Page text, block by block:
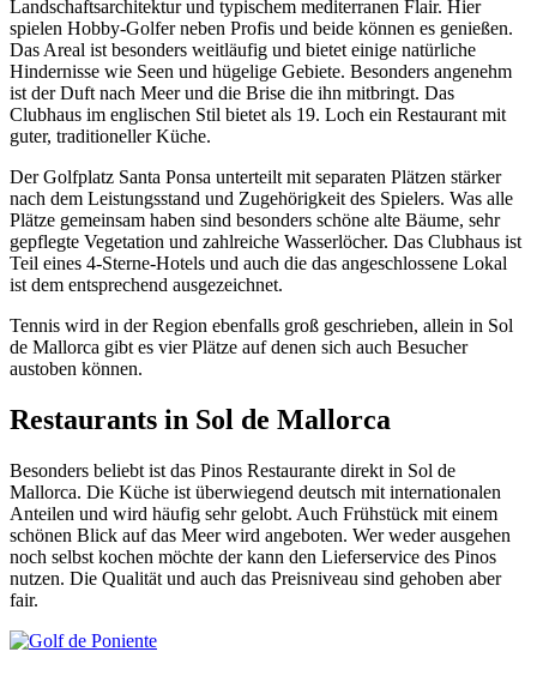
Landschaftsarchitektur und typischem mediterranen Flair. Hier
spielen Hobby-Golfer neben Profis und beide können es genießen.
Das Areal ist besonders weitläufig und bietet einige natürliche
Hindernisse wie Seen und hügelige Gebiete. Besonders angenehm
ist der Duft nach Meer und die Brise die ihn mitbringt. Das
Clubhaus im englischen Stil bietet als 19. Loch ein Restaurant mit
guter, traditioneller Küche.
Der Golfplatz Santa Ponsa unterteilt mit separaten Plätzen stärker
nach dem Leistungsstand und Zugehörigkeit des Spielers. Was alle
Plätze gemeinsam haben sind besonders schöne alte Bäume, sehr
gepflegte Vegetation und zahlreiche Wasserlöcher. Das Clubhaus ist
Teil eines 4-Sterne-Hotels und auch die das angeschlossene Lokal
ist dem entsprechend ausgezeichnet.
Tennis wird in der Region ebenfalls groß geschrieben, allein in Sol
de Mallorca gibt es vier Plätze auf denen sich auch Besucher
austoben können.
Restaurants in Sol de Mallorca
Besonders beliebt ist das Pinos Restaurante direkt in Sol de
Mallorca. Die Küche ist überwiegend deutsch mit internationalen
Anteilen und wird häufig sehr gelobt. Auch Frühstück mit einem
schönen Blick auf das Meer wird angeboten. Wer weder ausgehen
noch selbst kochen möchte der kann den Lieferservice des Pinos
nutzen. Die Qualität und auch das Preisniveau sind gehoben aber
fair.